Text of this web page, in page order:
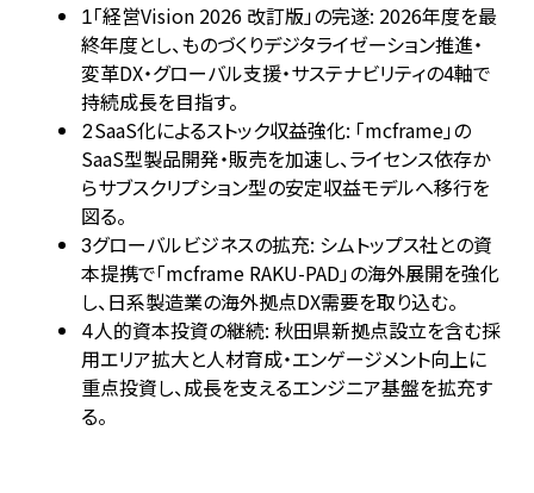
1「経営Vision 2026 改訂版」の完遂: 2026年度を最
終年度とし、ものづくりデジタライゼーション推進・
変革DX・グローバル支援・サステナビリティの4軸で
持続成長を目指す。
2SaaS化によるストック収益強化: 「mcframe」の
SaaS型製品開発・販売を加速し、ライセンス依存か
らサブスクリプション型の安定収益モデルへ移行を
図る。
3グローバルビジネスの拡充: シムトップス社との資
本提携で「mcframe RAKU-PAD」の海外展開を強化
し、日系製造業の海外拠点DX需要を取り込む。
4人的資本投資の継続: 秋田県新拠点設立を含む採
用エリア拡大と人材育成・エンゲージメント向上に
重点投資し、成長を支えるエンジニア基盤を拡充す
る。